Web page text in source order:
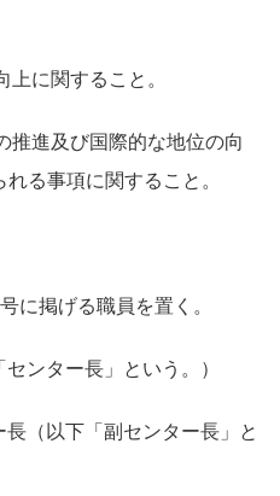
に関すること。
進及び国際的な地位の向
る事項に関すること。
掲げる職員を置く。
ンター長」という。）
（以下「副センター長」と